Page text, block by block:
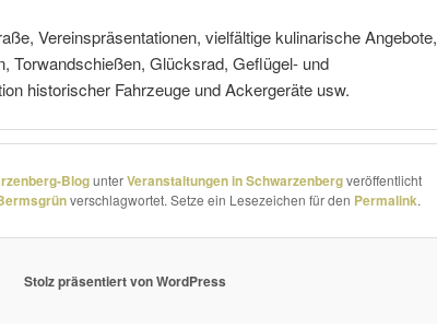
Vereinspräsentationen, viel­fäl­tige kuli­na­ri­sche Angebote,
Torwandschießen, Glücksrad, Geflügel- und
histo­ri­scher Fahrzeuge und Ackergeräte usw.
BlogunterVeranstaltungen in Schwarzenbergveröffentlicht
verschlagwortet. Setze ein Lesezeichen für den Permalink.
Stolz präsentiert von WordPress